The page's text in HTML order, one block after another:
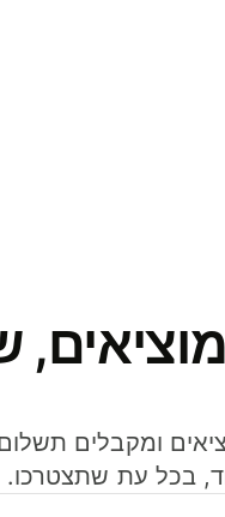
בכל עת שתצטרכו.